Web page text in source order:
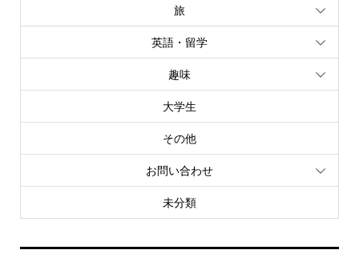
旅
英語・留学
趣味
大学生
その他
お問い合わせ
未分類